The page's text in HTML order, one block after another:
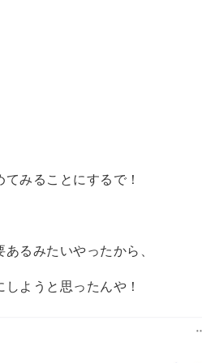
みることにするで！
あるみたいやったから、
ようと思ったんや！